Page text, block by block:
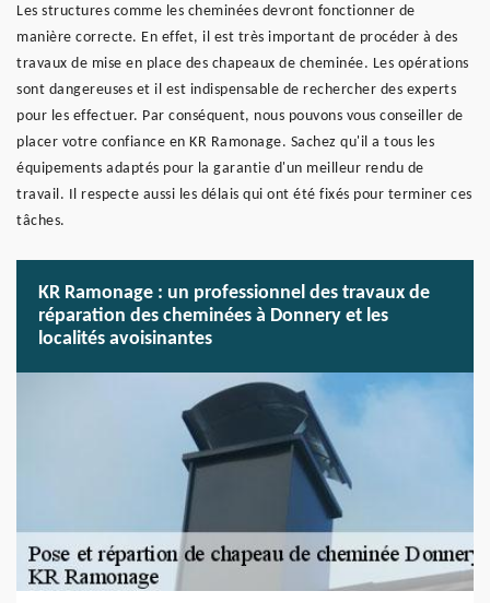
Les structures comme les cheminées devront fonctionner de
manière correcte. En effet, il est très important de procéder à des
travaux de mise en place des chapeaux de cheminée. Les opérations
sont dangereuses et il est indispensable de rechercher des experts
pour les effectuer. Par conséquent, nous pouvons vous conseiller de
placer votre confiance en KR Ramonage. Sachez qu'il a tous les
équipements adaptés pour la garantie d'un meilleur rendu de
travail. Il respecte aussi les délais qui ont été fixés pour terminer ces
tâches.
KR Ramonage : un professionnel des travaux de
réparation des cheminées à Donnery et les
localités avoisinantes